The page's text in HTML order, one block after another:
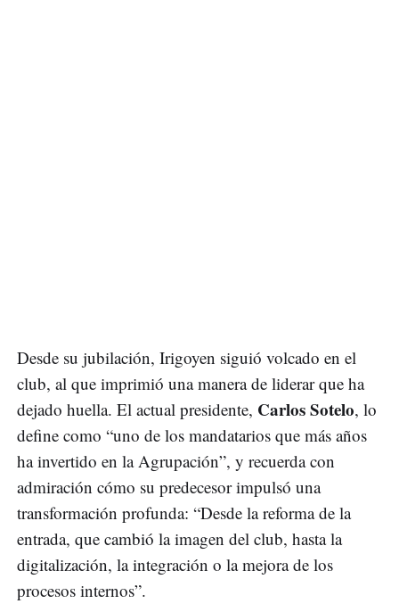
Desde su jubilación, Irigoyen siguió volcado en el
club, al que imprimió una manera de liderar que ha
dejado huella. El actual presidente, Carlos Sotelo, lo
define como “uno de los mandatarios que más años
ha invertido en la Agrupación”, y recuerda con
admiración cómo su predecesor impulsó una
transformación profunda: “Desde la reforma de la
entrada, que cambió la imagen del club, hasta la
digitalización, la integración o la mejora de los
procesos internos”.